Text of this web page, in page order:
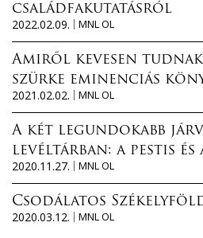
családfakutatásról
2022.02.09.
MNL OL
Amiről kevesen tudnak:
szürke eminenciás
2021.02.02.
MNL OL
A két legundokabb
levéltárban: a pestis és
2020.11.27.
MNL OL
Csodálatos
2020.03.12.
MNL OL